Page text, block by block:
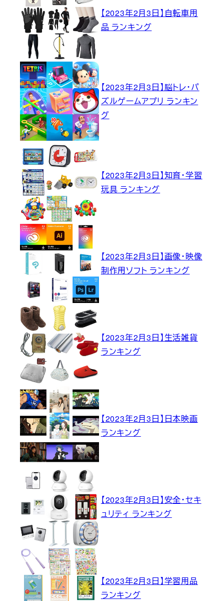
【2023年2月3日】自転車用
品 ランキング
【2023年2月3日】脳トレ・パ
ズルゲームアプリ ランキン
グ
【2023年2月3日】知育・学習
玩具 ランキング
【2023年2月3日】画像・映像
制作用ソフト ランキング
【2023年2月3日】生活雑貨
ランキング
【2023年2月3日】日本映画
ランキング
【2023年2月3日】安全・セキ
ュリティ ランキング
【2023年2月3日】学習用品
ランキング